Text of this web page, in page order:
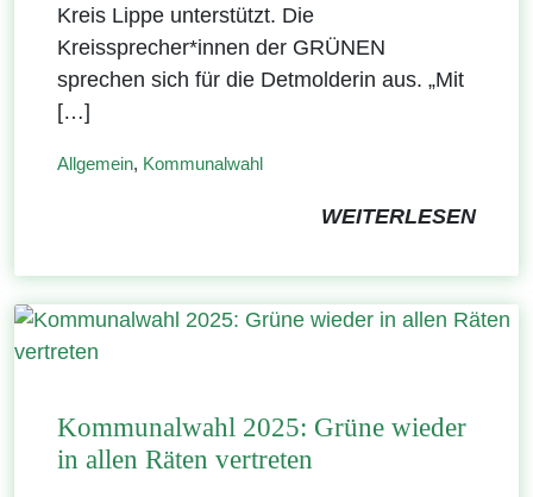
Kreis Lippe unterstützt. Die
Kreissprecher*innen der GRÜNEN
sprechen sich für die Detmolderin aus. „Mit
[…]
Allgemein, Kommunalwahl
WEITERLESEN
Kommunalwahl 2025: Grüne wieder
in allen Räten vertreten